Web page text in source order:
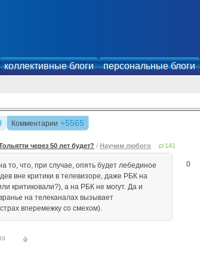
коллективные блоги персональные блоги
Комментарии +5565
через 50 лет будет? / Научим любого 141
0
то, что, при случае, опять будет лебединое
вне критики в телевизоре, даже РБК на
критиковали?), а на РБК не могут. Да и
на телеканалах вызывает
вперемежку со смехом).